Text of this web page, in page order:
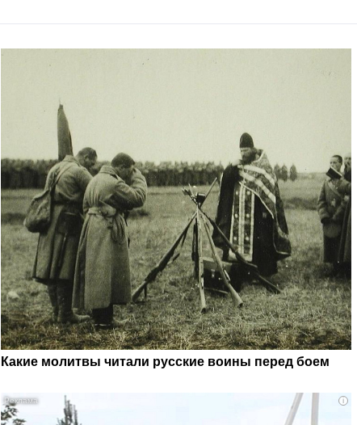
Какие молитвы читали русские воины перед боем
i